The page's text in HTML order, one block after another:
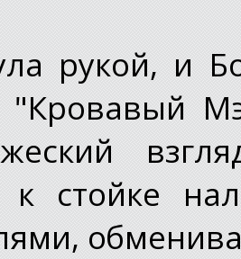
рукой, и
к стойке